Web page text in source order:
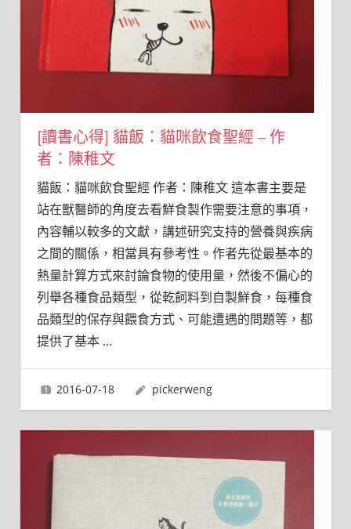
[讀書心得] 貓飯：貓咪飲食聖經 – 作
者：陳稚文
貓飯：貓咪飲食聖經 作者：陳稚文 這本書主要是
站在獸醫師的角度去看鮮食製作需要注意的事項，
內容輔以較多的文獻，講述研究支持的營養與疾病
之間的關係，相當具有參考性。作者先從最基本的
熱量計算方式來討論食物的使用量，然後不偏心的
列舉各種食品類型，從乾飼料到自製鮮食，每種食
品類型的保存與餵食方式、可能遭遇的問題等，都
提供了基本 …
2016-07-18 pickerweng